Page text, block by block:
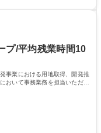
、時短勤務など個々のラ
育児や介護との両立も応
学力： 資格：
プ/平均残業時間10
事業における用地取得、開発推
おいて事務業務を担当いただき